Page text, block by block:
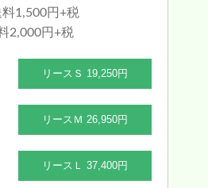
1,500円+税
2,000円+税
リースＳ 19,250円
リースＭ 26,950円
リースＬ 37,400円